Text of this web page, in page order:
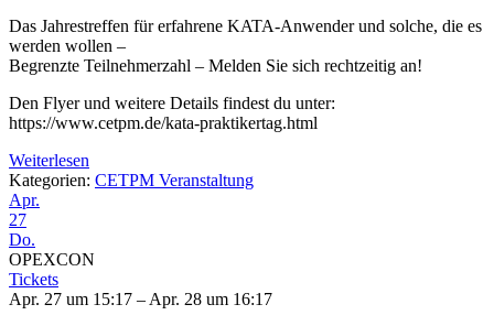
Das Jahrestreffen für erfahrene KATA-Anwender und solche, die es
werden wollen –
Begrenzte Teilnehmerzahl – Melden Sie sich rechtzeitig an!
Den Flyer und weitere Details findest du unter:
https://www.cetpm.de/kata-praktikertag.html
Weiterlesen
Kategorien: CETPM Veranstaltung
Apr.
27
Do.
OPEXCON
Tickets
Apr. 27 um 15:17 – Apr. 28 um 16:17